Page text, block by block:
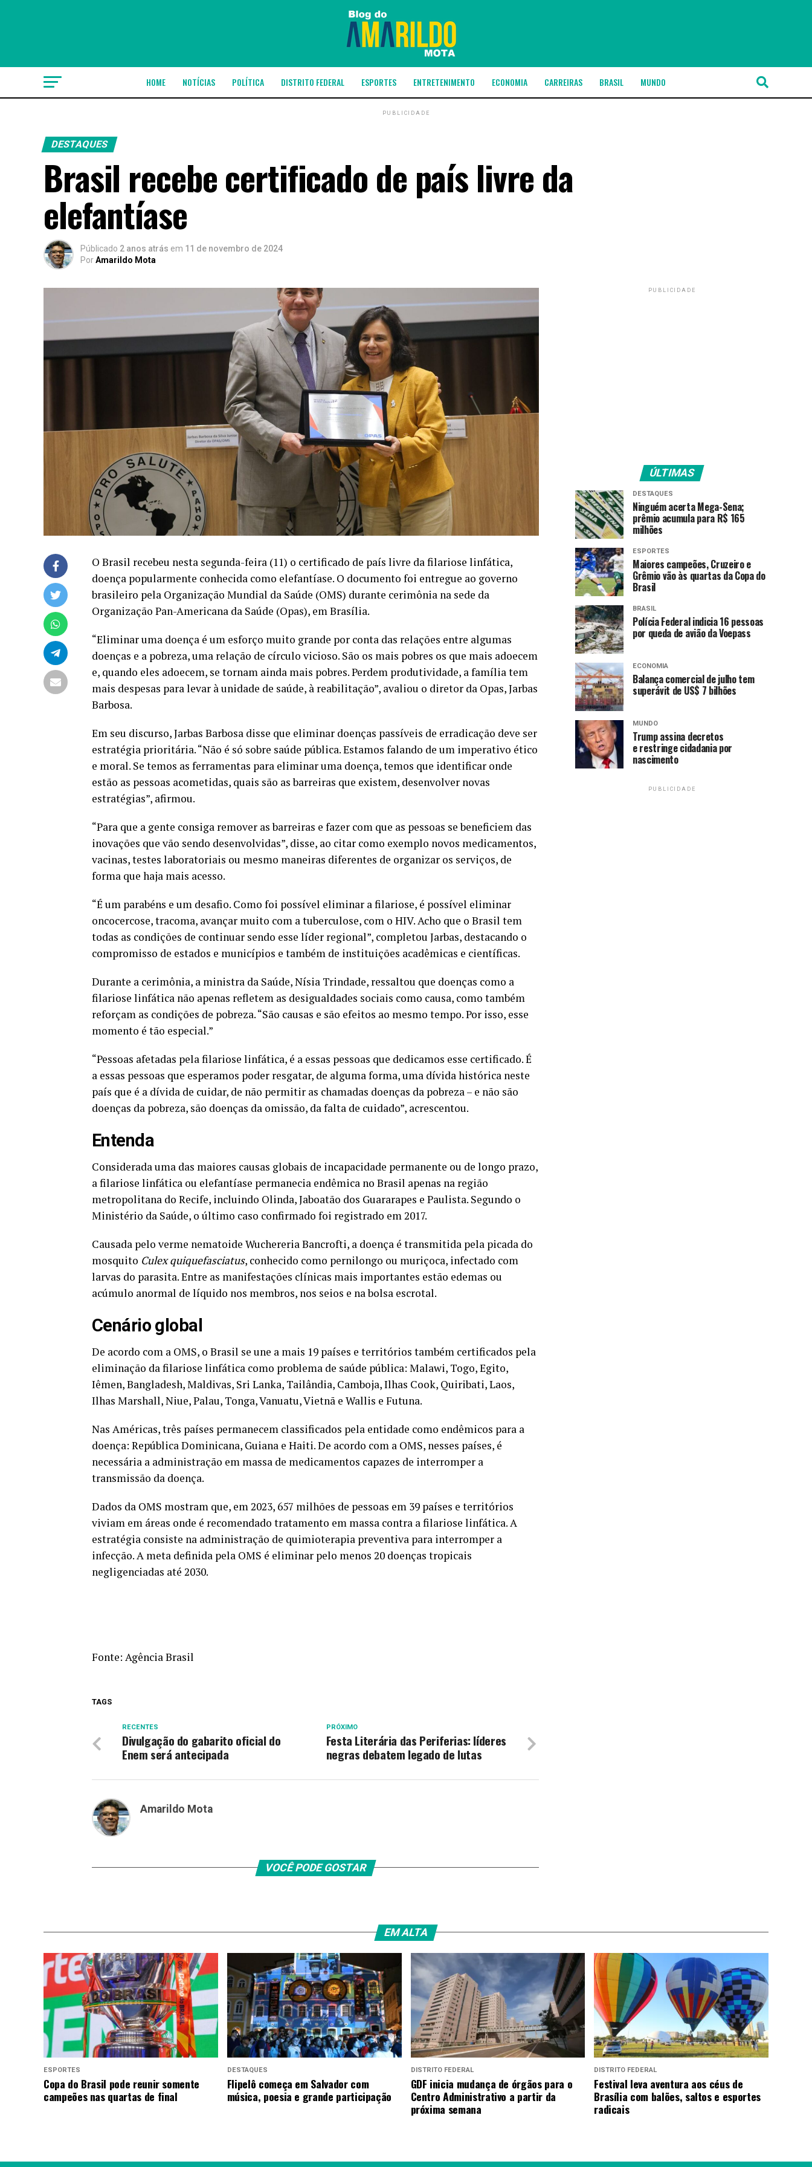
HOME NOTÍCIAS POLÍTICA DISTRITO FEDERAL ESPORTES ENTRETENIMENTO ECONOMIA CARREIRAS BRASIL MUNDO
PUBLICIDADE
DESTAQUES
Brasil recebe certificado de país livre da
elefantíase
Públicado 2 anos atrás em 11 de novembro de 2024
PorAmarildo Mota
O Brasil recebeu nesta segunda-feira (11) o certificado de país livre da filariose linfática,
doença popularmente conhecida como elefantíase. O documento foi entregue ao governo
brasileiro pela Organização Mundial da Saúde (OMS) durante cerimônia na sede da
Organização Pan-Americana da Saúde (Opas), em Brasília.
“Eliminar uma doença é um esforço muito grande por conta das relações entre algumas
doenças e a pobreza, uma relação de círculo vicioso. São os mais pobres os que mais adoecem
e, quando eles adoecem, se tornam ainda mais pobres. Perdem produtividade, a família tem
mais despesas para levar à unidade de saúde, à reabilitação”, avaliou o diretor da Opas, Jarbas
Barbosa.
Em seu discurso, Jarbas Barbosa disse que eliminar doenças passíveis de erradicação deve ser
estratégia prioritária. “Não é só sobre saúde pública. Estamos falando de um imperativo ético
e moral. Se temos as ferramentas para eliminar uma doença, temos que identificar onde
estão as pessoas acometidas, quais são as barreiras que existem, desenvolver novas
estratégias”, afirmou.
“Para que a gente consiga remover as barreiras e fazer com que as pessoas se beneficiem das
inovações que vão sendo desenvolvidas”, disse, ao citar como exemplo novos medicamentos,
vacinas, testes laboratoriais ou mesmo maneiras diferentes de organizar os serviços, de
forma que haja mais acesso.
“É um parabéns e um desafio. Como foi possível eliminar a filariose, é possível eliminar
oncocercose, tracoma, avançar muito com a tuberculose, com o HIV. Acho que o Brasil tem
todas as condições de continuar sendo esse líder regional”, completou Jarbas, destacando o
compromisso de estados e municípios e também de instituições acadêmicas e científicas.
Durante a cerimônia, a ministra da Saúde, Nísia Trindade, ressaltou que doenças como a
filariose linfática não apenas refletem as desigualdades sociais como causa, como também
reforçam as condições de pobreza. “São causas e são efeitos ao mesmo tempo. Por isso, esse
momento é tão especial.”
“Pessoas afetadas pela filariose linfática, é a essas pessoas que dedicamos esse certificado. É
a essas pessoas que esperamos poder resgatar, de alguma forma, uma dívida histórica neste
país que é a dívida de cuidar, de não permitir as chamadas doenças da pobreza – e não são
doenças da pobreza, são doenças da omissão, da falta de cuidado”, acrescentou.
Entenda
Considerada uma das maiores causas globais de incapacidade permanente ou de longo prazo,
a filariose linfática ou elefantíase permanecia endêmica no Brasil apenas na região
metropolitana do Recife, incluindo Olinda, Jaboatão dos Guararapes e Paulista. Segundo o
Ministério da Saúde, o último caso confirmado foi registrado em 2017.
Causada pelo verme nematoide Wuchereria Bancrofti, a doença é transmitida pela picada do
mosquito Culex quiquefasciatus, conhecido como pernilongo ou muriçoca, infectado com
larvas do parasita. Entre as manifestações clínicas mais importantes estão edemas ou
acúmulo anormal de líquido nos membros, nos seios e na bolsa escrotal.
Cenário global
De acordo com a OMS, o Brasil se une a mais 19 países e territórios também certificados pela
eliminação da filariose linfática como problema de saúde pública: Malawi, Togo, Egito,
Iêmen, Bangladesh, Maldivas, Sri Lanka, Tailândia, Camboja, Ilhas Cook, Quiribati, Laos,
Ilhas Marshall, Niue, Palau, Tonga, Vanuatu, Vietnã e Wallis e Futuna.
Nas Américas, três países permanecem classificados pela entidade como endêmicos para a
doença: República Dominicana, Guiana e Haiti. De acordo com a OMS, nesses países, é
necessária a administração em massa de medicamentos capazes de interromper a
transmissão da doença.
Dados da OMS mostram que, em 2023, 657 milhões de pessoas em 39 países e territórios
viviam em áreas onde é recomendado tratamento em massa contra a filariose linfática. A
estratégia consiste na administração de quimioterapia preventiva para interromper a
infecção. A meta definida pela OMS é eliminar pelo menos 20 doenças tropicais
negligenciadas até 2030.
Fonte: Agência Brasil
TAGS
PRÓXIMO
Festa Literária das Periferias: líderes
negras debatem legado de lutas
RECENTES
Divulgação do gabarito oficial do
Enem será antecipada
Amarildo Mota
VOCÊ PODE GOSTAR
PUBLICIDADE
ÚLTIMAS
DESTAQUES
Ninguém acerta Mega-Sena;
prêmio acumula para R$ 165
milhões
ESPORTES
Maiores campeões, Cruzeiro e
Grêmio vão às quartas da Copa do
Brasil
BRASIL
Polícia Federal indicia 16 pessoas
por queda de avião da Voepass
ECONOMIA
Balança comercial de julho tem
superávit de US$ 7 bilhões
MUNDO
Trump assina decretos
e restringe cidadania por
nascimento
PUBLICIDADE
EM ALTA
ESPORTES
Copa do Brasil pode reunir somente
campeões nas quartas de final
DESTAQUES
Flipelô começa em Salvador com
música, poesia e grande participação
DISTRITO FEDERAL
GDF inicia mudança de órgãos para o
Centro Administrativo a partir da
próxima semana
DISTRITO FEDERAL
Festival leva aventura aos céus de
Brasília com balões, saltos e esportes
radicais